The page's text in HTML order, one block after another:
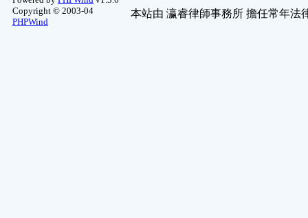
Copyright © 2003-04
PHPWind
本站由 瀛睿律師事務所 擔任常年法